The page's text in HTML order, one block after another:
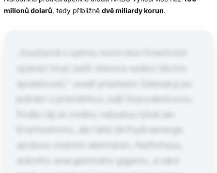
milionů dolarů, tedy přibližně dvě miliardy korun.
státního energetického gigantu, a také